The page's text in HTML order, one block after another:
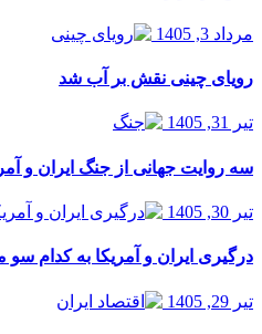
مرداد 3, 1405
رویای چینی نقش بر آب شد
تیر 31, 1405
سه روایت جهانی از جنگ ایران و
تیر 30, 1405
درگیری ایران و آمریکا به کدام
تیر 29, 1405